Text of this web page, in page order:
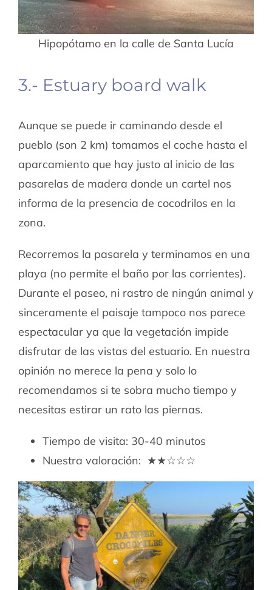
Hipopótamo en la calle de Santa Lucía
3.- Estuary board walk
Aunque se puede ir caminando desde el
pueblo (son 2 km) tomamos el coche hasta el
aparcamiento que hay justo al inicio de las
pasarelas de madera donde un cartel nos
informa de la presencia de cocodrilos en la
zona.
Recorremos la pasarela y terminamos en una
playa (no permite el baño por las corrientes).
Durante el paseo, ni rastro de ningún animal y
sinceramente el paisaje tampoco nos parece
espectacular ya que la vegetación impide
disfrutar de las vistas del estuario. En nuestra
opinión no merece la pena y solo lo
recomendamos si te sobra mucho tiempo y
necesitas estirar un rato las piernas.
Tiempo de visita: 30-40 minutos
Nuestra valoración: ★★☆☆☆